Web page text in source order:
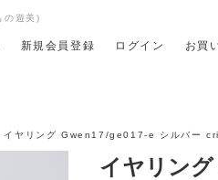
の遊美)
新規会員登録 ログイン お買
イヤリング Gwen17/ge017-e シルバー
イヤリン